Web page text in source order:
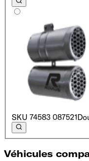
SKU 74583 087521
Véhicules